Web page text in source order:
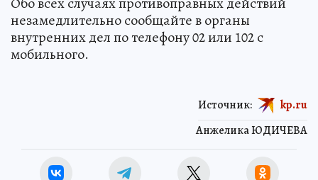
незамедлительно сообщайте в органы
внутренних дел по телефону 02 или 102 с
мобильного.
Анжелика ЮДИЧЕВА
Источник: kp.ru